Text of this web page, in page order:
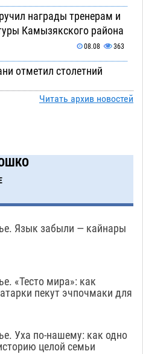
награды тренерам и
Камызякского района
08.08 363
отметил столетний
дорогу вне
колеса авто в Астрахани
помог подростку
честный труд
448
проиграли пермякам
08.08 416
в Астрахани
лихача с улицы
08.08
Читать архив новостей
Язык забыли — кайнары
«Тесто мира»: как
пекут эчпочмаки для
Уха по-нашему: как одно
целой семьи